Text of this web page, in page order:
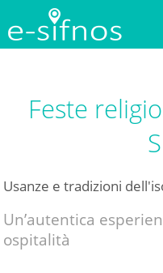
Feste
Usanze e tradizioni
Un’autentica
ospitalità